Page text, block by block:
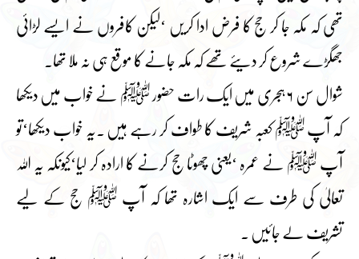
تھی کہ مکہ جا کر حج کا فرض ادا کریں ‘لیکن کافروں نے ایسے لڑائی
جھگڑے شروع کر دیئے تھے کہ مکہ جانے کا موقع ہی نہ ملا تھا۔
شوال سن ۶ ہجری میں ایک رات حضور ﷺ نے خواب میں دیکھا
کہ آپ ﷺ کعبہ شریف کا طواف کر رہے ہیں ۔یہ خواب دیکھا‘تو
آپ ﷺ نے عمرہ ‘یعنی چھوٹا حج کرنے کا ارادہ کر لیا‘کیونکہ یہ اللہ
تعالیٰ کی طرف سے ایک اشارہ تھا کہ آپ ﷺ حج کے لیے
تشریف لے جائیں ۔